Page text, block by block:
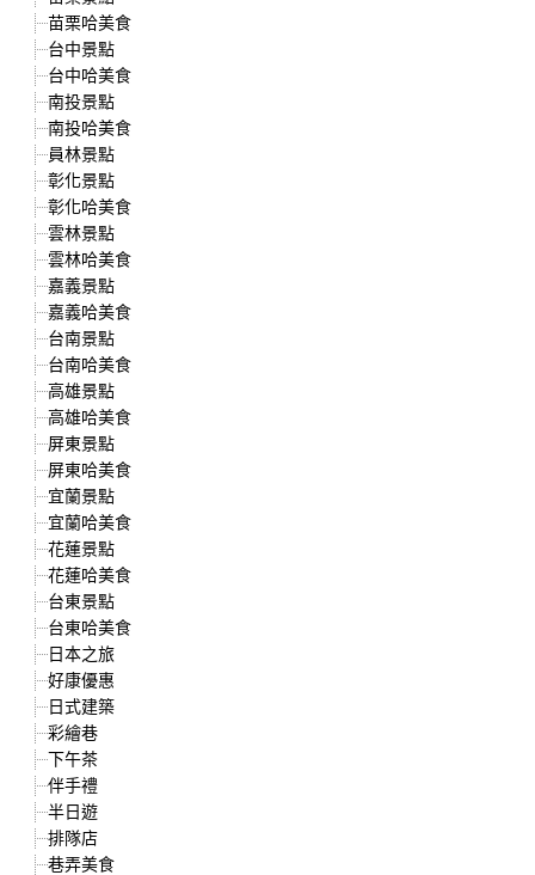
苗栗哈美食
台中景點
台中哈美食
南投景點
南投哈美食
員林景點
彰化景點
彰化哈美食
雲林景點
雲林哈美食
嘉義景點
嘉義哈美食
台南景點
台南哈美食
高雄景點
高雄哈美食
屏東景點
屏東哈美食
宜蘭景點
宜蘭哈美食
花蓮景點
花蓮哈美食
台東景點
台東哈美食
日本之旅
好康優惠
日式建築
彩繪巷
下午茶
伴手禮
半日遊
排隊店
巷弄美食